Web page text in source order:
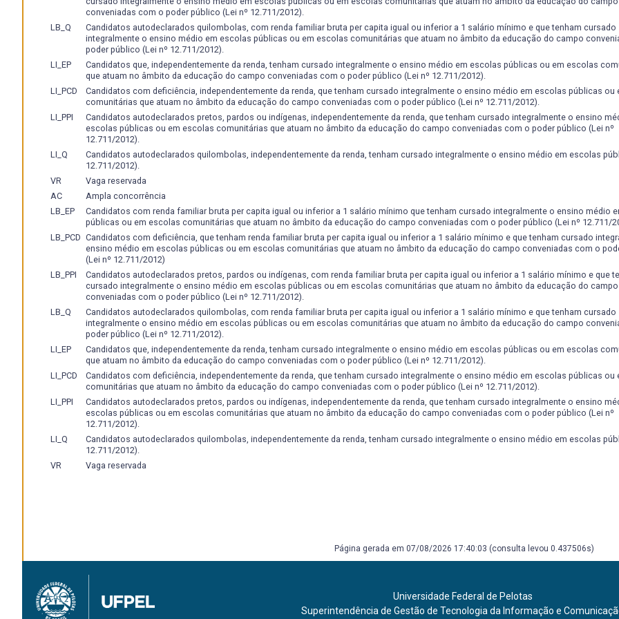
construam e expressem suas ideias e percepções de forma interativa e criativa, possibilitando a construção do seu
Monitoria e Bolsa de Graduação:da carga horária total de atividades de monitoria o aluno poderá contabilizar no máximo 60
horas como atividade complementar, mediante o encaminhamento do Relatório de Atividades devidamente assinado pelo
orientador ao Colegiado de Curso.
Ministrante de cursos, palestras, seminário: serão considerados os temas relacionados com a formação do Tecnólogo em
divulgação do curso; divulgação de projetos de pesquisas e extensão; divulgação em Hotéis e outros Meios de Hospedagem,
com Escolas da rede Pública (Municipal e Estadual), Escolas Particulares e cursos Preparatórios para ingressar na Universidade.
ser contabilizadas 20 (vinte) horas por atividade.
Apresentação de Trabalhos em Congressos, Fóruns e Seminários: cada apresentação de trabalho corresponderá a 20 horas,
mediante o encaminhamento de uma cópia do trabalho e cópia do comprovante de apresentação, que será avaliada pelo
Curso.
Publicações em Revistas e Anais de Congressos
cópia do artigo ao Colegiado de Curso, o qual será avaliado pelo mesmo.
Publicações em Jornais:
Colegiado de Curso, o qual será avaliado pelo mesmo.
Atividades Voluntárias:serão consideradas aquelas que contribuem com a formação do aluno e do cidadão, conferindo
especialmente nas relações com o mundo do trabalho e com ações junto à comunidade (Associações de Bairro, ONGS,
Comunitárias). Serão contabilizadas no máximo 20 (vinte) horas, desde que devidamente comprovadas e avaliadas pelo
Produção de Vídeos e/ou material audiovisual:serão considerados os materiais produzidos que tenham vinculo com as
disciplinas do Curso Superior de Hotelaria da UFPel, como vídeo aulas e demais materiais produzidos com finalidade didática e/ou
relacionada as atividades do Curso, conforme apreciação do Colegiado.
conveniadas com o poder público (Lei nº 12.711/2012).
LB_Q
Candidatos autodeclarados quilombolas, com renda familiar bruta per capita igual ou inferior a 1 salário mínimo e que tenham cursado
integralmente o ensino médio em escolas públicas ou em escolas comunitárias que atuam no âmbito da educação do campo
poder público (Lei nº 12.711/2012).
LI_EP
Candidatos que, independentemente da renda, tenham cursado integralmente o ensino médio em escolas públicas ou em escolas
que atuam no âmbito da educação do campo conveniadas com o poder público (Lei nº 12.711/2012).
LI_PCD
Candidatos com deficiência, independentemente da renda, que tenham cursado integralmente o ensino médio em escolas públicas ou
comunitárias que atuam no âmbito da educação do campo conveniadas com o poder público (Lei nº 12.711/2012).
LI_PPI
Candidatos autodeclarados pretos, pardos ou indígenas, independentemente da renda, que tenham cursado integralmente o ensino
escolas públicas ou em escolas comunitárias que atuam no âmbito da educação do campo conveniadas com o poder público (Lei nº
12.711/2012).
LI_Q
Candidatos autodeclarados quilombolas, independentemente da renda, tenham cursado integralmente o ensino médio em escolas
12.711/2012).
VR
Vaga reservada
AC
Ampla concorrência
LB_EP
Candidatos com renda familiar bruta per capita igual ou inferior a 1 salário mínimo que tenham cursado integralmente o ensino médio
públicas ou em escolas comunitárias que atuam no âmbito da educação do campo conveniadas com o poder público (Lei nº 12.711/
LB_PCD Candidatos com deficiência, que tenham renda familiar bruta per capita igual ou inferior a 1 salário mínimo e que tenham cursado
ensino médio em escolas públicas ou em escolas comunitárias que atuam no âmbito da educação do campo conveniadas com o
(Lei nº 12.711/2012)
LB_PPI
Candidatos autodeclarados pretos, pardos ou indígenas, com renda familiar bruta per capita igual ou inferior a 1 salário mínimo e que
cursado integralmente o ensino médio em escolas públicas ou em escolas comunitárias que atuam no âmbito da educação do campo
conveniadas com o poder público (Lei nº 12.711/2012).
LB_Q
Candidatos autodeclarados quilombolas, com renda familiar bruta per capita igual ou inferior a 1 salário mínimo e que tenham cursado
integralmente o ensino médio em escolas públicas ou em escolas comunitárias que atuam no âmbito da educação do campo
poder público (Lei nº 12.711/2012).
LI_EP
Candidatos que, independentemente da renda, tenham cursado integralmente o ensino médio em escolas públicas ou em escolas
que atuam no âmbito da educação do campo conveniadas com o poder público (Lei nº 12.711/2012).
LI_PCD
Candidatos com deficiência, independentemente da renda, que tenham cursado integralmente o ensino médio em escolas públicas ou
comunitárias que atuam no âmbito da educação do campo conveniadas com o poder público (Lei nº 12.711/2012).
LI_PPI
Candidatos autodeclarados pretos, pardos ou indígenas, independentemente da renda, que tenham cursado integralmente o ensino
escolas públicas ou em escolas comunitárias que atuam no âmbito da educação do campo conveniadas com o poder público (Lei nº
12.711/2012).
LI_Q
Candidatos autodeclarados quilombolas, independentemente da renda, tenham cursado integralmente o ensino médio em escolas
12.711/2012).
VR
Vaga reservada
Página gerada em 07/08/2026 17:40:03 (consulta levou 0.437506s)
Universidade Federal de Pelotas
Superintendência de Gestão de Tecnologia da Informação e